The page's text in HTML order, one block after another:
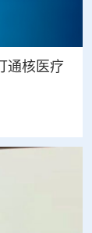
通核医疗